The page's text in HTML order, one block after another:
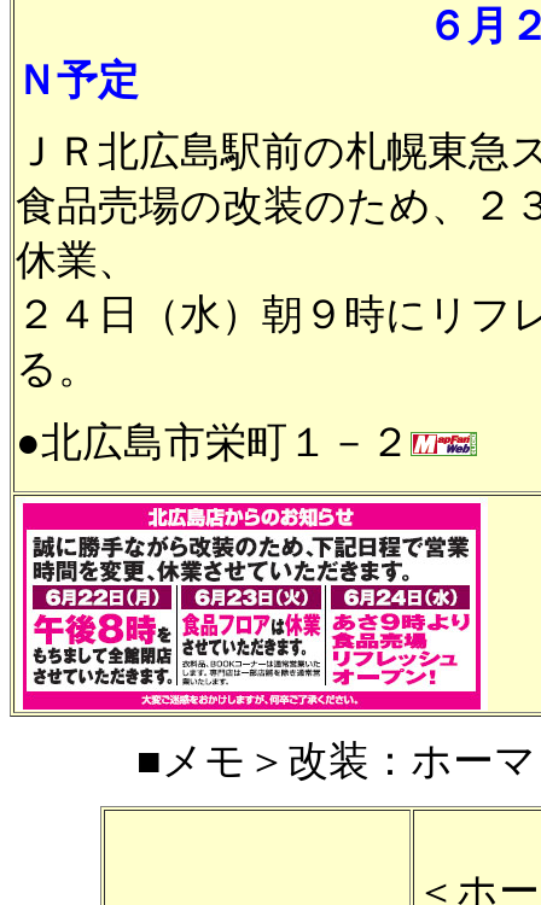
６月２４日（水
Ｎ予定
ＪＲ北広島駅前の札幌東急
食品売場の改装のため、２
休業、
２４日（水）朝９時にリフ
る。
●北広島市栄町１－２
■メモ＞改装：ホー
＜ホ